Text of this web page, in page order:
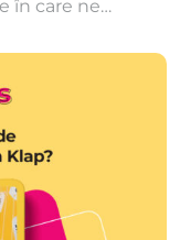
în care ne
a produsului
de bază: La
[…]